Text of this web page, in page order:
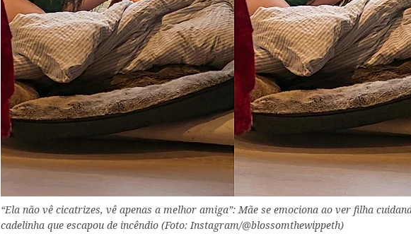
“Ela não vê cicatrizes, vê apenas a melhor amiga”: Mãe se emociona ao ver filha
cadelinha que escapou de incêndio (Foto: Instagram/@blossomthewippeth)